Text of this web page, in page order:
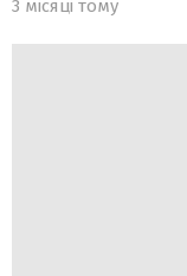
3 місяці тому